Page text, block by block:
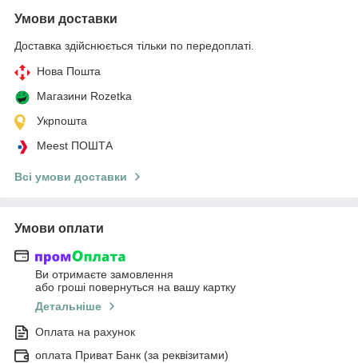
Умови доставки
Доставка здійснюється тільки по передоплаті.
Нова Пошта
Магазини Rozetka
Укрпошта
Meest ПОШТА
Всі умови доставки
Умови оплати
Ви отримаєте замовлення
або гроші повернуться на вашу картку
Детальніше
Оплата на рахунок
оплата Приват Банк (за реквізитами)